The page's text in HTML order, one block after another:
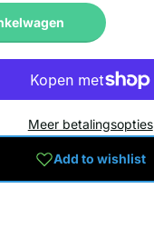
Meer betalingsopties
Add to wishlist